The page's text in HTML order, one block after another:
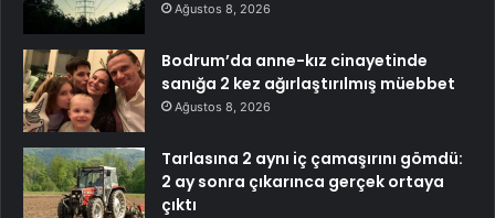
Ağustos 8, 2026
Bodrum’da anne-kız cinayetinde
sanığa 2 kez ağırlaştırılmış müebbet
Ağustos 8, 2026
Tarlasına 2 aynı iç çamaşırını gömdü:
2 ay sonra çıkarınca gerçek ortaya
çıktı